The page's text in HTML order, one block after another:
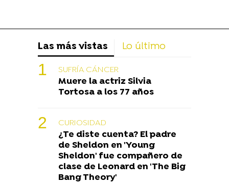
Las más vistas Lo último
SUFRÍA CÁNCER
Muere la actriz Silvia
Tortosa a los 77 años
CURIOSIDAD
¿Te diste cuenta? El padre
de Sheldon en 'Young
Sheldon' fue compañero de
clase de Leonard en 'The Big
Bang Theory'